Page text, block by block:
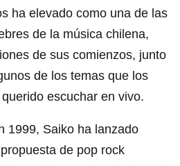
ha elevado como una de las
de la música chilena,
de sus comienzos, junto
de los temas que los
escuchar en vivo.
1999, Saiko ha lanzado
de pop rock